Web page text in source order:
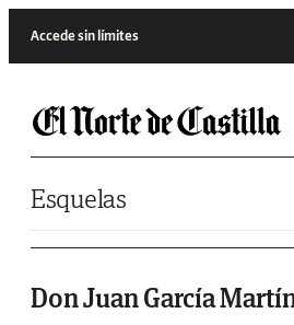
Accede sin límites
Esquelas
Don Juan García